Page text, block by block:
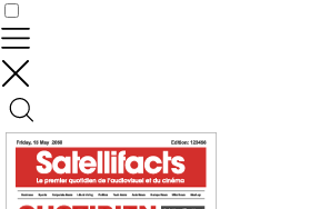
Contrôler vos données